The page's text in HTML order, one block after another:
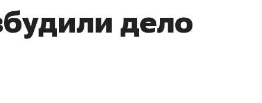
дело
о трехкратном росте цен, дотошных
клиентах и чудных запросах мастеров
налогах и развитии без